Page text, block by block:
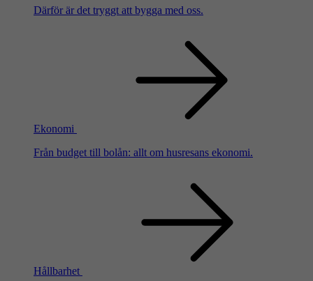
Därför är det tryggt att bygga med oss.
Ekonomi
Från budget till bolån: allt om husresans ekonomi.
Hållbarhet